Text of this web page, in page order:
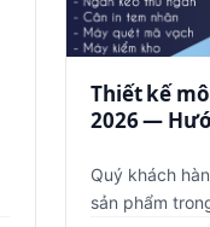
Thiết kế
2026 —
Quý khách
sản phẩm